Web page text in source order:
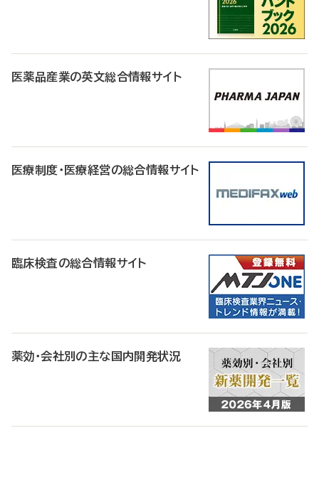
医薬品産業の英文総合情報サイト
医療制度・医療経営の総合情報サイト
臨床検査の総合情報サイト
薬効・会社別の主な国内開発状況